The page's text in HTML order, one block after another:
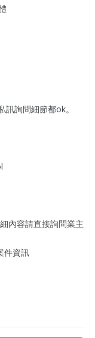
詢問細節都ok。
內容請直接詢問業主
件資訊